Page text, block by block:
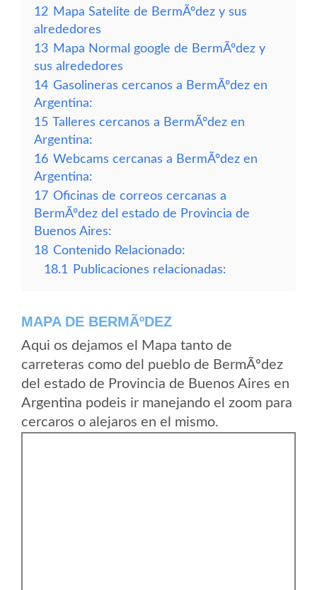
12 Mapa Satelite de BermÃºdez y sus
alrededores
13 Mapa Normal google de BermÃºdez y
sus alrededores
14 Gasolineras cercanos a BermÃºdez en
Argentina:
15 Talleres cercanos a BermÃºdez en
Argentina:
16 Webcams cercanas a BermÃºdez en
Argentina:
17 Oficinas de correos cercanas a
BermÃºdez del estado de Provincia de
Buenos Aires:
18 Contenido Relacionado:
18.1
Publicaciones relacionadas:
MAPA DE BERMÃºDEZ
Aqui os dejamos el Mapa tanto de
carreteras como del pueblo de BermÃºdez
del estado de Provincia de Buenos Aires en
Argentina podeis ir manejando el zoom para
cercaros o alejaros en el mismo.